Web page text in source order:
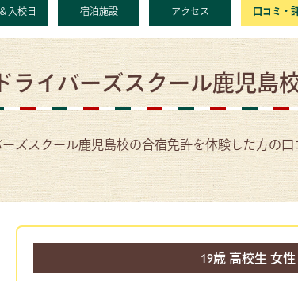
入校日 宿泊施設 アクセス 口コミ・
ライバーズスクール鹿児島
ズスクール鹿児島校の合宿免許を体験した方の
19歳 高校生 女性